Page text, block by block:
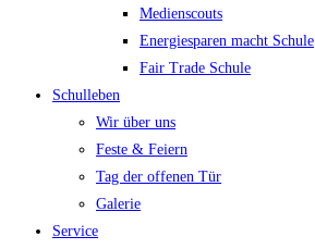
Medienscouts
Energiesparen macht Schule
Fair Trade Schule
Schulleben
Wir über uns
Feste & Feiern
Tag der offenen Tür
Galerie
Service